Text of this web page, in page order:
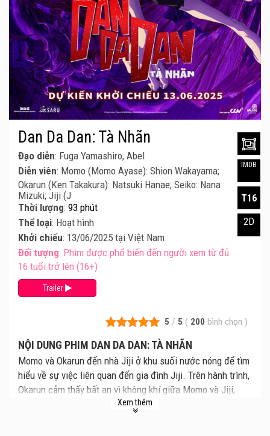
5 / 5 ( 200 bình chọn )
NỘI DUNG PHIM DAN DA DAN: TÀ NHÃN
Momo và Okarun đến nhà Jiji ở khu suối nước nóng để tìm
hiểu về sự việc liên quan đến gia đình Jiji. Trên hành trình,
Okarun cảm thấy bất an vì không khí giữa Momo và Jiji,
nhưng dần dần quý mến Jiji nhờ tính cách tử tế của cậu.
Xem thêm
Dan Da Dan: Tà Nhãn
Đạo diễn: Fuga Yamashiro, Abel
Diễn viên: Momo (Momo Ayase): Shion Wakayama;
Okarun (Ken Takakura): Natsuki Hanae; Seiko: Nana
Mizuki; Jiji (J
Thời lượng: 93 phút
Thể loại: Hoạt hình
Khởi chiếu: 13/06/2025 tại Việt Nam
Đối tượng: Phim được phổ biến đến người xem từ đủ
16 tuổi trở lên (16+)
Trailer
IMDB
T16
2D